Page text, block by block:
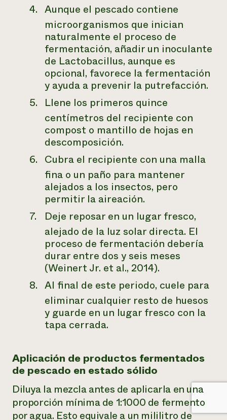
Aunque el pescado contiene
microorganismos que inician
naturalmente el proceso de
fermentación, añadir un inoculante
de Lactobacillus, aunque es
opcional, favorece la fermentación
y ayuda a prevenir la putrefacción.
Llene los primeros quince
centímetros del recipiente con
compost o mantillo de hojas en
descomposición.
Cubra el recipiente con una malla
fina o un paño para mantener
alejados a los insectos, pero
permitir la aireación.
Deje reposar en un lugar fresco,
alejado de la luz solar directa. El
proceso de fermentación debería
durar entre dos y seis meses
(Weinert Jr. et al., 2014).
Al final de este periodo, cuele para
eliminar cualquier resto de huesos
y guarde en un lugar fresco con la
tapa cerrada.
Aplicación de productos fermentados
de pescado en estado sólido
Diluya la mezcla antes de aplicarla en una
proporción mínima de 1:1000 de fermento
por agua. Esto equivale a un mililitro de